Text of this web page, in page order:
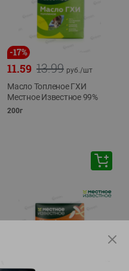
-17%
13.99
11.59 руб./шт
Масло Топленое ГХИ
Местное Известное 99%
200г